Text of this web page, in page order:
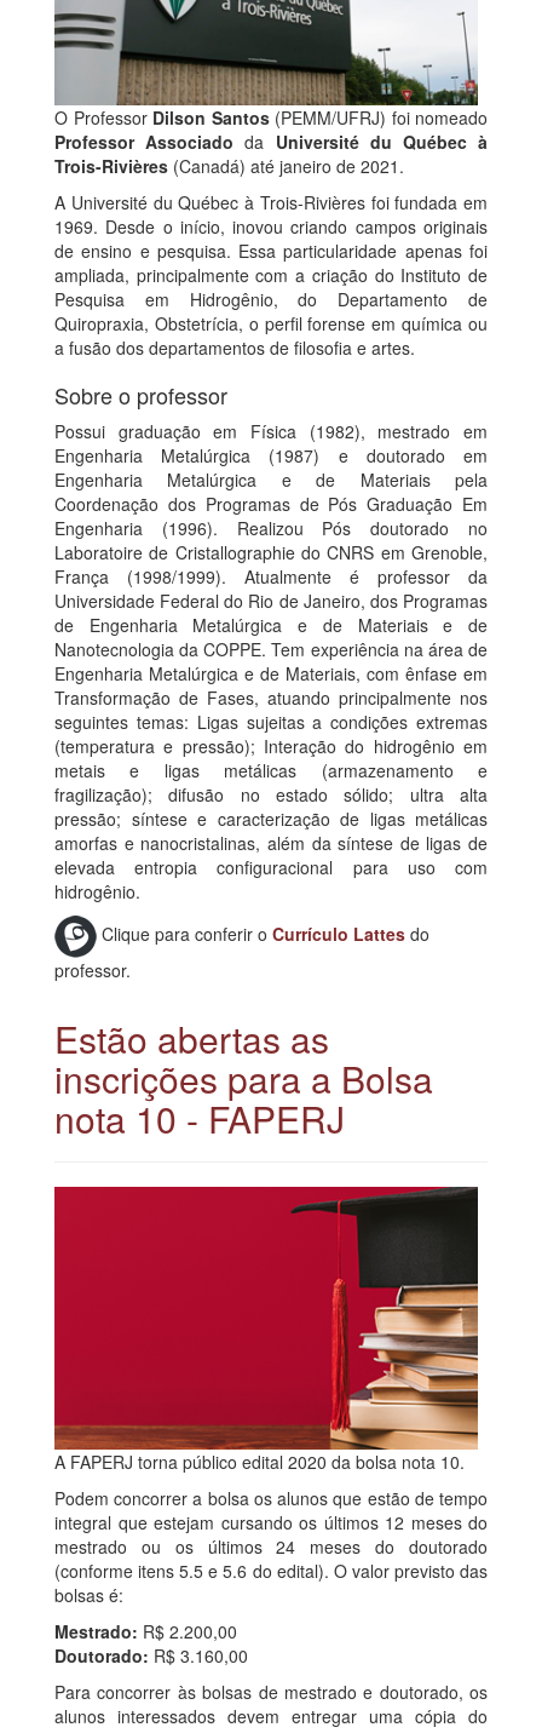
O Professor Dilson Santos(PEMM/UFRJ) foi nomeado
Professor Associado da Université du Québec à
Trois-Rivières (Canadá) até janeiro de 2021.
A Université du Québec à Trois-Rivières foi fundada em
1969. Desde o início, inovou criando campos originais
de ensino e pesquisa. Essa particularidade apenas foi
ampliada, principalmente com a criação do Instituto de
Pesquisa em Hidrogênio, do Departamento de
Quiropraxia, Obstetrícia, o perfil forense em química ou
a fusão dos departamentos de filosofia e artes.
Sobre o professor
Possui graduação em Física (1982), mestrado em
Engenharia Metalúrgica (1987) e doutorado em
Engenharia Metalúrgica e de Materiais pela
Coordenação dos Programas de Pós Graduação Em
Engenharia (1996). Realizou Pós doutorado no
Laboratoire de Cristallographie do CNRS em Grenoble,
França (1998/1999). Atualmente é professor da
Universidade Federal do Rio de Janeiro, dos Programas
de Engenharia Metalúrgica e de Materiais e de
Nanotecnologia da COPPE. Tem experiência na área de
Engenharia Metalúrgica e de Materiais, com ênfase em
Transformação de Fases, atuando principalmente nos
seguintes temas: Ligas sujeitas a condições extremas
(temperatura e pressão); Interação do hidrogênio em
metais e ligas metálicas (armazenamento e
fragilização); difusão no estado sólido; ultra alta
pressão; síntese e caracterização de ligas metálicas
amorfas e nanocristalinas, além da síntese de ligas de
elevada entropia configuracional para uso com
hidrogênio.
Clique para conferir o Currículo Lattes do
professor.
Estão abertas as
inscrições para a Bolsa
nota 10 - FAPERJ
A FAPERJ torna público edital 2020 da bolsa nota 10.
Podem concorrer a bolsa os alunos que estão de tempo
integral que estejam cursando os últimos 12 meses do
mestrado ou os últimos 24 meses do doutorado
(conforme itens 5.5 e 5.6 do edital). O valor previsto das
bolsas é:
Mestrado: R$ 2.200,00
Doutorado: R$ 3.160,00
Para concorrer às bolsas de mestrado e doutorado, os
alunos interessados devem entregar uma cópia do